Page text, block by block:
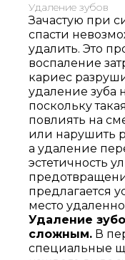
Удаление зубов
Зачастую при
спасти
удалить. Это
воспаление
кариес
удаление зуба
поскольку
повлиять на
или нарушить
а удаление
эстетичность
предлагается
место
Удаление
сложным. В
специальные